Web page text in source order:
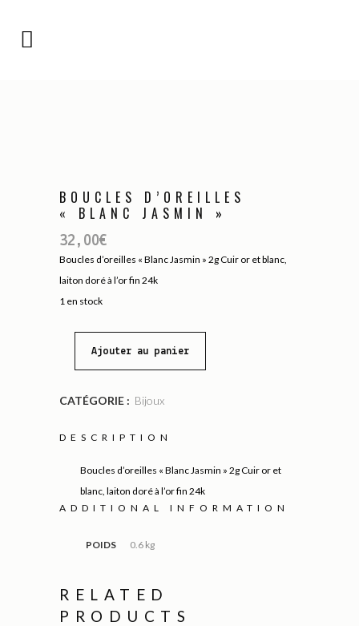
BOUCLES D’OREILLES
« BLANC JASMIN »
32,00€
Boucles d’oreilles « Blanc Jasmin » 2g Cuir or et blanc,
laiton doré à l’or fin 24k
1 en stock
Ajouter au panier
CATÉGORIE : Bijoux
DESCRIPTION
Boucles d’oreilles « Blanc Jasmin » 2g Cuir or et
blanc, laiton doré à l’or fin 24k
ADDITIONAL INFORMATION
POIDS 0.6 kg
RELATED
PRODUCTS